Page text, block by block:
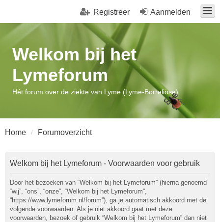
Aanmelden
Registreer
Welkom bij het
Lymeforum
Hét forum over de ziekte van Lyme (Lyme-Borreliose)
Home Forumoverzicht
Welkom bij het Lymeforum - Voorwaarden voor gebruik
Door het bezoeken van “Welkom bij het Lymeforum” (hierna genoemd
“wij”, “ons”, “onze”, “Welkom bij het Lymeforum”,
“https://www.lymeforum.nl/forum”), ga je automatisch akkoord met de
volgende voorwaarden. Als je niet akkoord gaat met deze
voorwaarden, bezoek of gebruik “Welkom bij het Lymeforum” dan niet